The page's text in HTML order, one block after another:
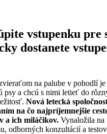
vstupenku pre
dostanete
na palube v pohodlí
a chcú s nimi letieť do
Nová letecká
na čo najpríjemnejšie
a ich miláčikov. Vynaložila
odborných konzultácií a